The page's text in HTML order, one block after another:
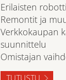
Erilaisten
Remontit ja
Verkkokaupan
suunnittelu
Omistajan